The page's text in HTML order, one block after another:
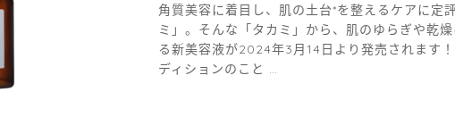
角質美容に着目し、肌の土台*を整えるケアに定
ミ」。そんな「タカミ」から、肌のゆらぎや乾
る新美容液が2024年3月14日より発売されます
ディションのこと …